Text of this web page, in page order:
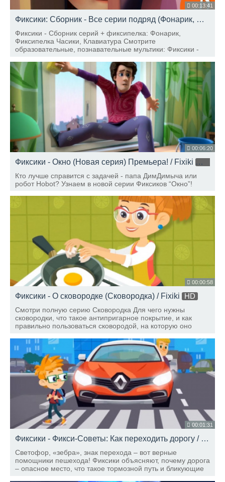
00:13:41
Фиксики: Сборник - Все серии подряд (Фонарик, Фиксипелка Часики, Клавиатура) / Fixiki
Фиксики - Сборник серий + фиксипелка: Фонарик,
Фиксипелка Часики, Клавиатура Смотрите
образовательные, познавательные мультики: Фиксики -
самые новые серии Фиксиков 2017: Машина Времени
Посудомоечная
00:06:20
Фиксики - Окно (Новая серия) Премьера! / FixikiHD
Кто лучше справится с задачей - папа ДимДимыча или
робот Hobot? Узнаем в новой серии Фиксиков “Окно”!
00:00:58
Фиксики - О сковородке (Сковородка) / Fixiki
HD
Смотри полную серию Сковородка Для чего нужны
сковородки, что такое антипригарное покрытие, и как
правильно пользоваться сковородой, на которую оно
00:01:31
Фиксики - Фикси-Советы: Как переходить дорогу / Fixiki
Светофор, «зебра», знак перехода – вот верные
помощники пешехода! Фиксики объясняют, почему дорога
– опасное место, что такое тормозной путь и бликующие